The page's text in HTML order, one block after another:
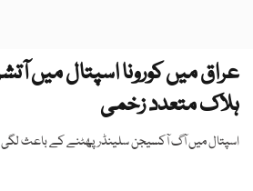
ہلاک متعدد زخمی
اسپتال میں آگ آکسیجن سلینڈر پھٹنے کے باعث لگی